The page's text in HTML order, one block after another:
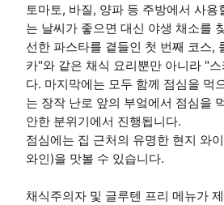
토마토, 바질, 양파 등 주방에서 사
는 날씨가 좋으면 대신 야생 채소를
선한 파스타를 곁들인 첫 번째 코스,
카"와 같은 채식 요리뿐만 아니라 "
다. 마지막에는 모두 함께 점심을 먹
는 장작 난로 앞의 부엌에서 점심을
안한 분위기에서 진행됩니다.
점심에는 집 근처의 유명한 현지 와
와인)을 맛볼 수 있습니다.
채식주의자 및 글루텐 프리 메뉴가